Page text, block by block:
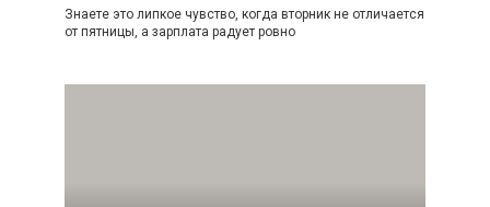
Знаете это липкое чувство, когда вторник не отличается
от пятницы, а зарплата радует ровно